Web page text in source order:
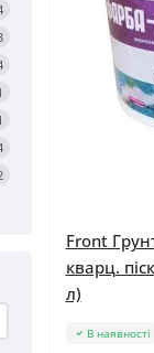
Front
кварц.
л)
В наявності